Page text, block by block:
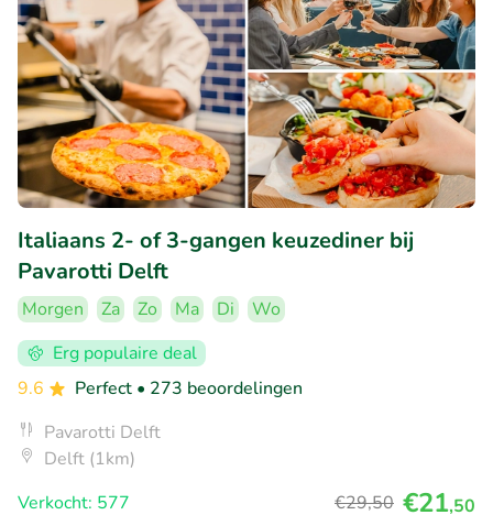
Italiaans 2- of 3-gangen keuzediner bij
Pavarotti Delft
Morgen Za Zo Ma Di
Wo
Erg populaire deal
9.6
Perfect • 273 beoordelingen
Pavarotti Delft
Delft (1km)
Verkocht: 577
€29,50 €21,50